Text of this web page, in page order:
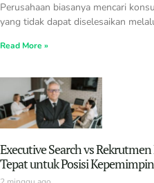
Perusahaan biasanya mencari
yang tidak dapat diselesaikan
Read More »
Executive Search vs
Tepat untuk Posisi